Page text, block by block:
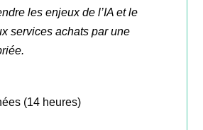
les enjeux de l’IA et le
services achats par une
(14 heures)